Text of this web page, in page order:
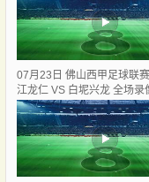
07月23日 佛山西甲足球联
江龙仁 VS 白坭兴龙 全场录